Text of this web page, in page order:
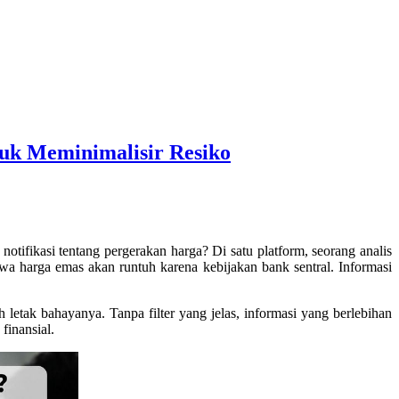
Meminimalisir Resiko
tentang pergerakan harga? Di satu platform, seorang analis
harga emas akan runtuh karena kebijakan bank sentral. Informasi
bahayanya. Tanpa filter yang jelas, informasi yang berlebihan
finansial.